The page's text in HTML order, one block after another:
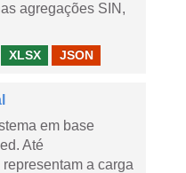
agregações SIN,
XLSX JSON
em base
Até
a carga